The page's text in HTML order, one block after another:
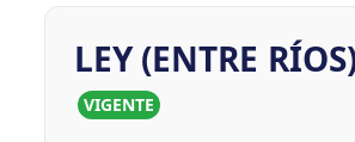
LEY (ENTRE
VIGENTE